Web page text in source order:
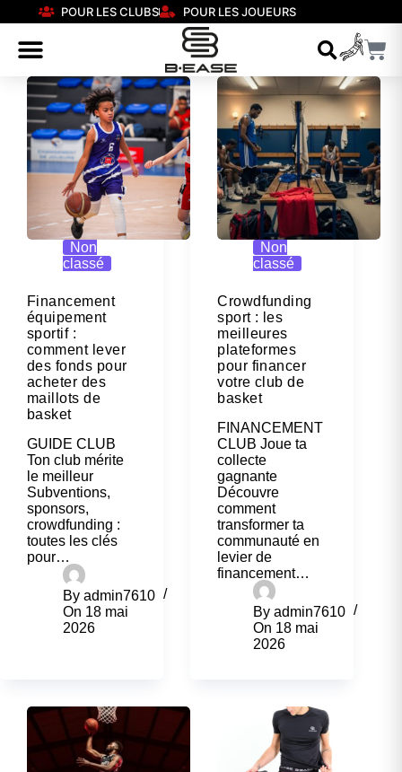
POUR LES CLUBS POUR LES JOUEURS
Non
classé
Financement
équipement
sportif :
comment lever
des fonds pour
acheter des
maillots de
basket
GUIDE CLUB
Ton club mérite
le meilleur
Subventions,
sponsors,
crowdfunding :
toutes les clés
pour…
By admin7610
On 18 mai
2026
Non
classé
Crowdfunding
sport : les
meilleures
plateformes
pour financer
votre club de
basket
FINANCEMENT
CLUB Joue ta
collecte
gagnante
Découvre
comment
transformer ta
communauté en
levier de
financement…
By admin7610
On 18 mai
2026